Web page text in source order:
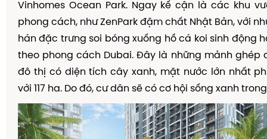
Vinhomes Ocean Park. Ngay kế cận là các khu v
phong cách, nhưZenPark đậm chất Nhật Bản, với nh
hánđặc trưng soi bóng xuống hồcá koi sinh động
theo phong cách Dubai.Đây là những mảnh ghép
đô thị códiện tích cây xanh, mặt nước lớn nhất ph
với 117 ha. Do đó, cưdân sẽ có cơ hội sống xanh